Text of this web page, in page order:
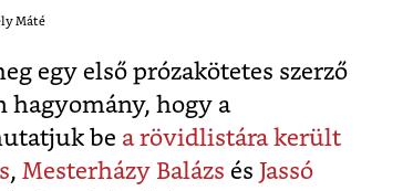
Máté
egy első prózakötetes szerző
hagyomány, hogy a
be a rövidlistára került
, Mesterházy Balázs és Jassó